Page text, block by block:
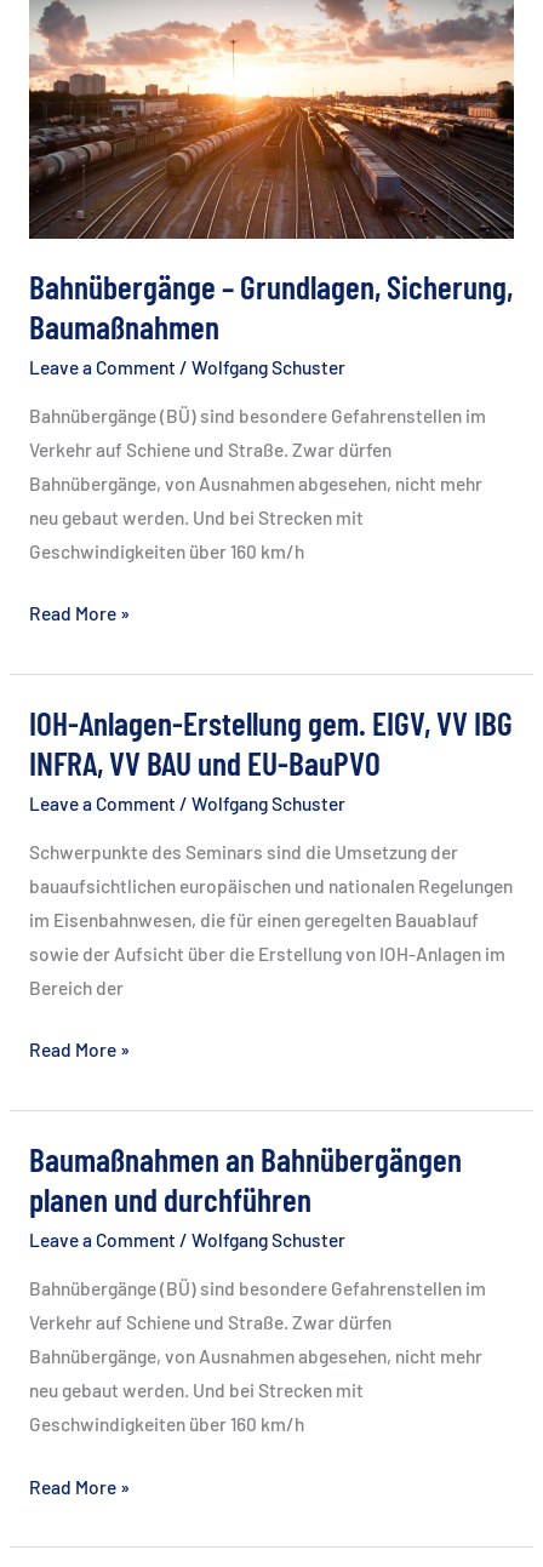
der
DB
Netz
AG”
Bahnübergänge – Grundlagen, Sicherung,
Baumaßnahmen
Leave a Comment / Wolfgang Schuster
Bahnübergänge (BÜ) sind besondere Gefahrenstellen im
Verkehr auf Schiene und Straße. Zwar dürfen
Bahnübergänge, von Ausnahmen abgesehen, nicht mehr
neu gebaut werden. Und bei Strecken mit
Geschwindigkeiten über 160 km/h
Bahnübergänge
Grundlagen,
Sicherung,
Baumaßnahmen
Read More »
IOH-Anlagen-Erstellung gem. EIGV, VV IBG
INFRA, VV BAU und EU-BauPVO
Leave a Comment / Wolfgang Schuster
Schwerpunkte des Seminars sind die Umsetzung der
bauaufsichtlichen europäischen und nationalen Regelungen
im Eisenbahnwesen, die für einen geregelten Bauablauf
sowie der Aufsicht über die Erstellung von IOH-Anlagen im
Bereich der
IOH-
Erstellung
gem.
EIGV,
VV
IBG
INFRA,
VV
BAU
und
EU-
Read More »
Baumaßnahmen an Bahnübergängen
planen und durchführen
Leave a Comment / Wolfgang Schuster
Bahnübergänge (BÜ) sind besondere Gefahrenstellen im
Verkehr auf Schiene und Straße. Zwar dürfen
Bahnübergänge, von Ausnahmen abgesehen, nicht mehr
neu gebaut werden. Und bei Strecken mit
Geschwindigkeiten über 160 km/h
Baumaßnahmen
Bahnübergängen
Read More »